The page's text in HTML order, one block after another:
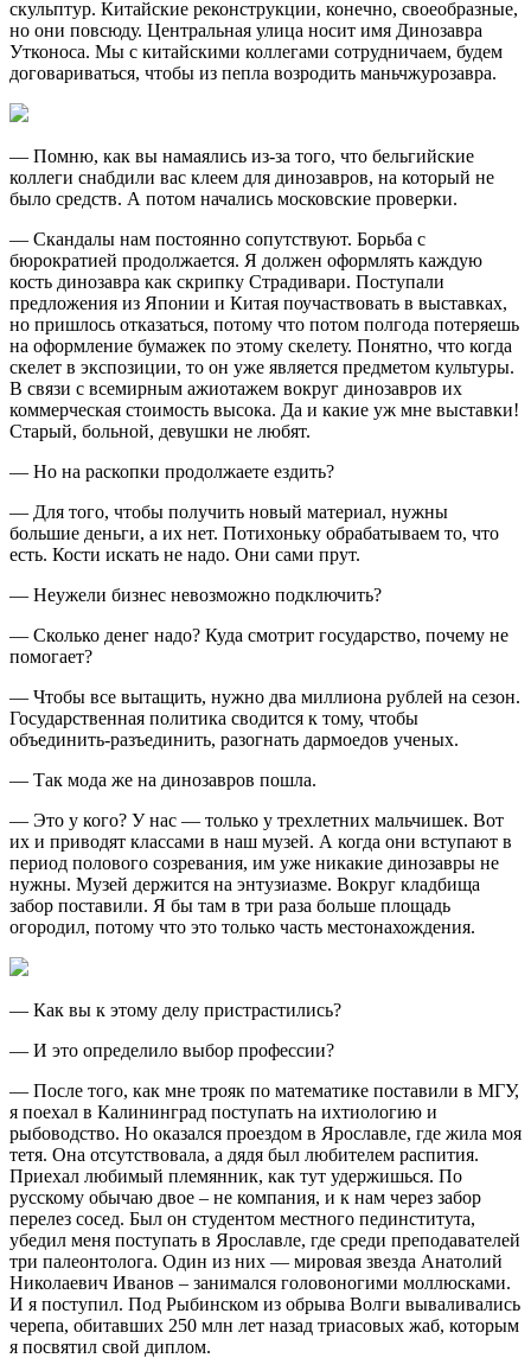
скульптур. Китайские реконструкции, конечно, своеобразные,
но они повсюду. Центральная улица носит имя Динозавра
Утконоса. Мы с китайскими коллегами сотрудничаем, будем
договариваться, чтобы из пепла возродить маньчжурозавра.
— Помню, как вы намаялись из-за того, что бельгийские
коллеги снабдили вас клеем для динозавров, на который не
было средств. А потом начались московские проверки.
— Скандалы нам постоянно сопутствуют. Борьба с
бюрократией продолжается. Я должен оформлять каждую
кость динозавра как скрипку Страдивари. Поступали
предложения из Японии и Китая поучаствовать в выставках,
но пришлось отказаться, потому что потом полгода потеряешь
на оформление бумажек по этому скелету. Понятно, что когда
скелет в экспозиции, то он уже является предметом культуры.
В связи с всемирным ажиотажем вокруг динозавров их
коммерческая стоимость высока. Да и какие уж мне выставки!
Старый, больной, девушки не любят.
— Но на раскопки продолжаете ездить?
— Для того, чтобы получить новый материал, нужны
большие деньги, а их нет. Потихоньку обрабатываем то, что
есть. Кости искать не надо. Они сами прут.
— Неужели бизнес невозможно подключить?
— Сколько денег надо? Куда смотрит государство, почему не
помогает?
— Чтобы все вытащить, нужно два миллиона рублей на сезон.
Государственная политика сводится к тому, чтобы
объединить-разъединить, разогнать дармоедов ученых.
— Так мода же на динозавров пошла.
— Это у кого? У нас — только у трехлетних мальчишек. Вот
их и приводят классами в наш музей. А когда они вступают в
период полового созревания, им уже никакие динозавры не
нужны. Музей держится на энтузиазме. Вокруг кладбища
забор поставили. Я бы там в три раза больше площадь
огородил, потому что это только часть местонахождения.
— Как вы к этому делу пристрастились?
— И это определило выбор профессии?
— После того, как мне трояк по математике поставили в МГУ,
я поехал в Калининград поступать на ихтиологию и
рыбоводство. Но оказался проездом в Ярославле, где жила моя
тетя. Она отсутствовала, а дядя был любителем распития.
Приехал любимый племянник, как тут удержишься. По
русскому обычаю двое – не компания, и к нам через забор
перелез сосед. Был он студентом местного пединститута,
убедил меня поступать в Ярославле, где среди преподавателей
три палеонтолога. Один из них — мировая звезда Анатолий
Николаевич Иванов – занимался головоногими моллюсками.
И я поступил. Под Рыбинском из обрыва Волги вываливались
черепа, обитавших 250 млн лет назад триасовых жаб, которым
я посвятил свой диплом.